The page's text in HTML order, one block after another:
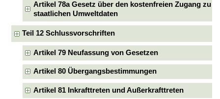
Artikel 78a Gesetz über den kostenfreien Zugang zu
staatlichen Umweltdaten
Teil 12 Schlussvorschriften
Artikel 79 Neufassung von Gesetzen
Artikel 80 Übergangsbestimmungen
Artikel 81 Inkrafttreten und Außerkrafttreten